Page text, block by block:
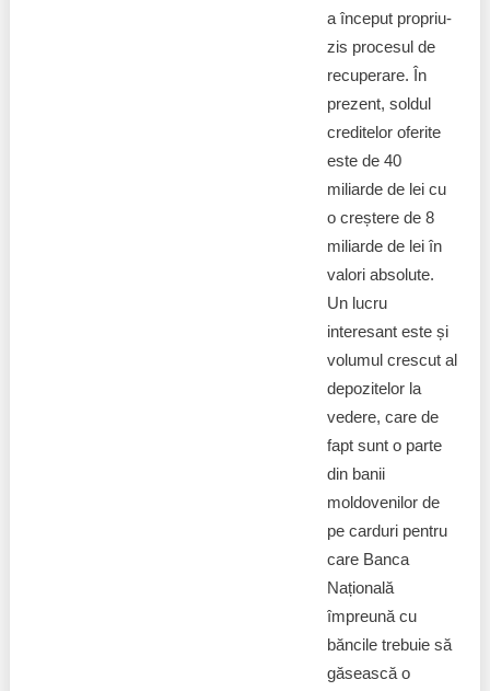
a început propriu-
zis procesul de
recuperare. În
prezent, soldul
creditelor oferite
este de 40
miliarde de lei cu
o creștere de 8
miliarde de lei în
valori absolute.
Un lucru
interesant este și
volumul crescut al
depozitelor la
vedere, care de
fapt sunt o parte
din banii
moldovenilor de
pe carduri pentru
care Banca
Națională
împreună cu
băncile trebuie să
găsească o